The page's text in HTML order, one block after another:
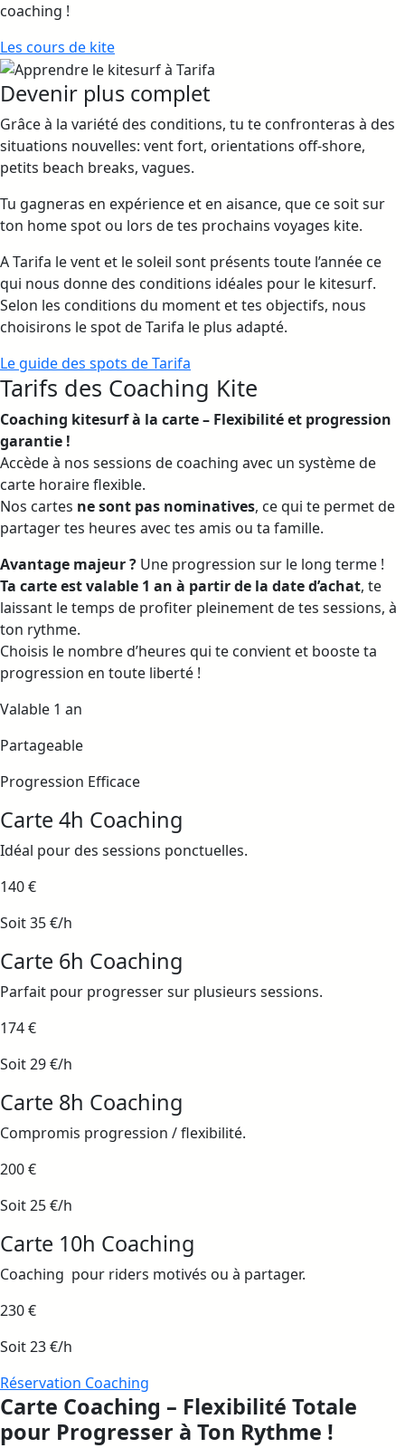
coaching !
Les cours de kite
Devenir plus complet
Grâce à la variété des conditions, tu te confronteras à des
situations nouvelles: vent fort, orientations off-shore,
petits beach breaks, vagues.
Tu gagneras en expérience et en aisance, que ce soit sur
ton home spot ou lors de tes prochains voyages kite.
A Tarifa le vent et le soleil sont présents toute l’année ce
qui nous donne des conditions idéales pour le kitesurf.
Selon les conditions du moment et tes objectifs, nous
choisirons le spot de Tarifa le plus adapté.
Le guide des spots de Tarifa
Tarifs des Coaching Kite
Coaching kitesurf à la carte – Flexibilité et progression
garantie !
Accède à nos sessions de coaching avec un système de
carte horaire flexible.
Nos cartes ne sont pas nominatives, ce qui te permet de
partager tes heures avec tes amis ou ta famille.
Avantage majeur ? Une progression sur le long terme !
Ta carte est valable 1 an à partir de la date d’achat, te
laissant le temps de profiter pleinement de tes sessions, à
ton rythme.
Choisis le nombre d’heures qui te convient et booste ta
progression en toute liberté !
Valable 1 an
Partageable
Progression Efficace
Carte 4h Coaching
Idéal pour des sessions ponctuelles.
140 €
Soit 35 €/h
Carte 6h Coaching
Parfait pour progresser sur plusieurs sessions.
174 €
Soit 29 €/h
Carte 8h Coaching
Compromis progression / flexibilité.
200 €
Soit 25 €/h
Carte 10h Coaching
Coaching pour riders motivés ou à partager.
230 €
Soit 23 €/h
Réservation Coaching
Carte Coaching – Flexibilité Totale
pour Progresser à Ton Rythme !